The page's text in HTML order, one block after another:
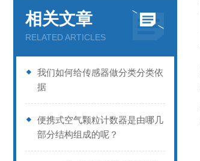
相关文章
RELATED ARTICLES
我们如何给传感器做分类分类依
据
便携式空气颗粒计数器是由哪几
部分结构组成的呢？